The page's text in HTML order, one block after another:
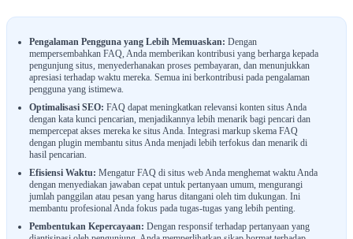
Pengalaman Pengguna yang Lebih Memuaskan: Dengan
mempersembahkan FAQ, Anda memberikan kontribusi yang berharga kepada
pengunjung situs, menyederhanakan proses pembayaran, dan menunjukkan
apresiasi terhadap waktu mereka. Semua ini berkontribusi pada pengalaman
pengguna yang istimewa.
Optimalisasi SEO: FAQ dapat meningkatkan relevansi konten situs Anda
dengan kata kunci pencarian, menjadikannya lebih menarik bagi pencari dan
mempercepat akses mereka ke situs Anda. Integrasi markup skema FAQ
dengan plugin membantu situs Anda menjadi lebih terfokus dan menarik di
hasil pencarian.
Efisiensi Waktu: Mengatur FAQ di situs web Anda menghemat waktu Anda
dengan menyediakan jawaban cepat untuk pertanyaan umum, mengurangi
jumlah panggilan atau pesan yang harus ditangani oleh tim dukungan. Ini
membantu profesional Anda fokus pada tugas-tugas yang lebih penting.
Pembentukan Kepercayaan: Dengan responsif terhadap pertanyaan yang